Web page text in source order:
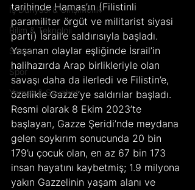
İş Dünyası & Girişimcilik
Bilim & Teknoloji
Sanat
Spor
Yemek & Seyahat
tarihinde Hamas’ın (Filistinli
paramiliter örgüt ve militarist siyasi
parti) İsrail’e saldırısıyla başladı.
Yaşanan olaylar eşliğinde İsrail’in
halihazırda Arap birlikleriyle olan
savaşı daha da ilerledi ve Filistin’e,
özellikle Gazze’ye saldırılar başladı.
Resmi olarak 8 Ekim 2023’te
başlayan, Gazze Şeridi’nde meydana
gelen soykırım sonucunda 20 bin
179’u çocuk olan, en az 67 bin 173
insan hayatını kaybetmiş; 1.9 milyona
yakın Gazzelinin yaşam alanı ve